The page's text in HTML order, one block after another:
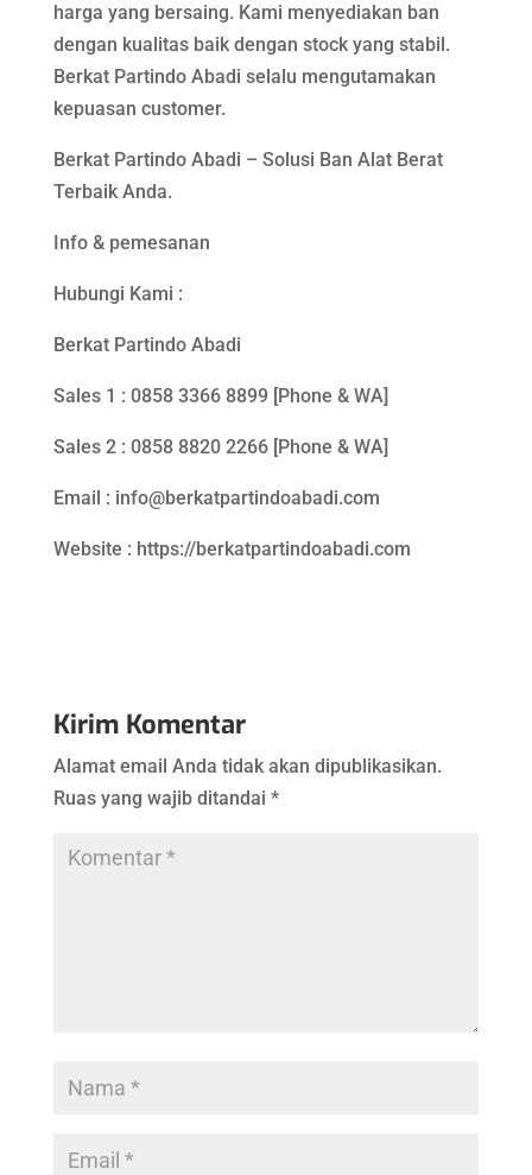
harga yang bersaing. Kami menyediakan ban
dengan kualitas baik dengan stock yang stabil.
Berkat Partindo Abadi selalu mengutamakan
kepuasan customer.
Berkat Partindo Abadi – Solusi Ban Alat Berat
Terbaik Anda.
Info & pemesanan
Hubungi Kami :
Berkat Partindo Abadi
Sales 1 : 0858 3366 8899 [Phone & WA]
Sales 2 : 0858 8820 2266 [Phone & WA]
Email : info@berkatpartindoabadi.com
Website : https://berkatpartindoabadi.com
Kirim Komentar
Alamat email Anda tidak akan dipublikasikan.
Ruas yang wajib ditandai *